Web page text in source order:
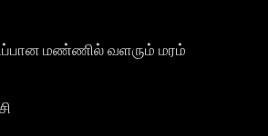
மண்ணில் வளரும் மரம்